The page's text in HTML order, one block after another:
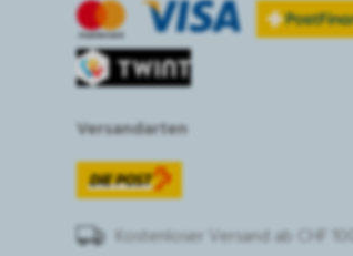
Versandarten
Kostenloser Versand ab CHF 100.-